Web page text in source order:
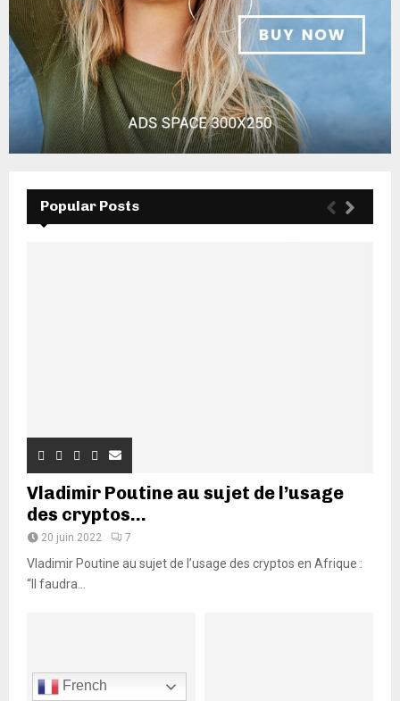
Popular Posts
Vladimir Poutine au sujet de l’usage
des cryptos...
20 juin 2022 7
Vladimir Poutine au sujet de l’usage des cryptos en Afrique :
“Il faudra...
French